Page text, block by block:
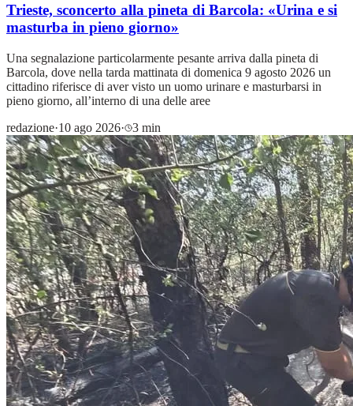
Trieste, sconcerto alla pineta di Barcola: «Urina e si
masturba in pieno giorno»
Una segnalazione particolarmente pesante arriva dalla pineta di
Barcola, dove nella tarda mattinata di domenica 9 agosto 2026 un
cittadino riferisce di aver visto un uomo urinare e masturbarsi in
pieno giorno, all’interno di una delle aree
redazione·10 ago 2026· 3 min